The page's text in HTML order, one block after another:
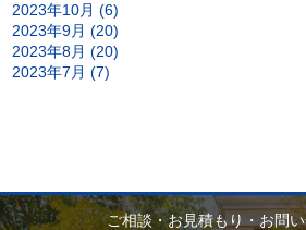
2023年10月 (6)
2023年9月 (20)
2023年8月 (20)
2023年7月 (7)
ご相談・お見積もり・お問